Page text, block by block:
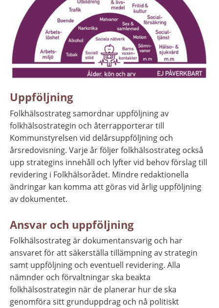
Uppföljning
Folkhälsostrateg samordnar uppföljning av
folkhälsostrategin och återrapporterar till
Kommunstyrelsen vid delårsuppföljning och
årsredovisning. Varje år följer folkhälsostrateg också
upp strategins innehåll och lyfter vid behov förslag till
revidering i Folkhälsorådet. Mindre redaktionella
ändringar kan komma att göras vid årlig uppföljning
av dokumentet.
Ansvar och uppföljning
Folkhälsostrateg är dokumentansvarig och har
ansvaret för att säkerställa tillämpning av strategin
samt uppföljning och eventuell revidering. Alla
nämnder och förvaltningar ska beakta
folkhälsostrategin när de planerar hur de ska
genomföra sitt grunduppdrag och nå politiskt